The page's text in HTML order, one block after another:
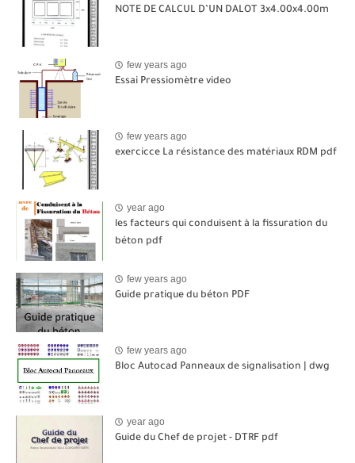
NOTE DE CALCUL D’UN DALOT 3x4.00x4.00m
few years ago
Essai Pressiomètre video
few years ago
exercicce La résistance des matériaux RDM pdf
year ago
les facteurs qui conduisent à la fissuration du
béton pdf
few years ago
Guide pratique du béton PDF
few years ago
Bloc Autocad Panneaux de signalisation | dwg
year ago
Guide du Chef de projet - DTRF pdf